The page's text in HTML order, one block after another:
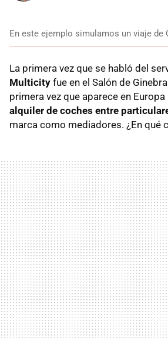
En este ejemplo simulamos un viaje de
La primera vez que se habló del
Multicity fue en el Salón de
primera vez que aparece en
alquiler de coches entre
marca como mediadores. ¿En qué